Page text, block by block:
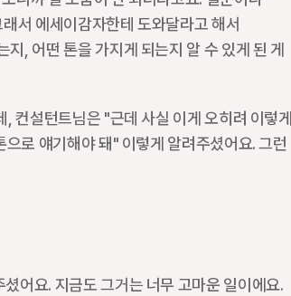
서 에세이감자한테 도와달라고 해서
, 어떤 톤을 가지게 되는지 알 수 있게 된 게
컨설턴트님은 "근데 사실 이게 오히려 이렇게
로 얘기해야 돼" 이렇게 알려주셨어요. 그런
어요. 지금도 그거는 너무 고마운 일이에요.